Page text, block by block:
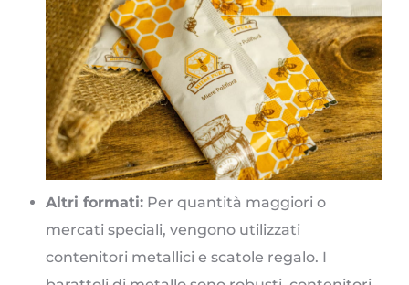
Altri formati: Per quantità maggiori o
mercati speciali, vengono utilizzati
contenitori metallici e scatole regalo. I